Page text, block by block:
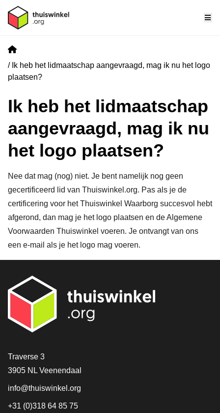
Home
Ik heb het lidmaatschap aangevraagd, mag ik nu het logo
plaatsen?
Ik heb het lidmaatschap
aangevraagd, mag ik nu
het logo plaatsen?
Nee dat mag (nog) niet. Je bent namelijk nog geen
gecertificeerd lid van Thuiswinkel.org. Pas als je de
certificering voor het Thuiswinkel Waarborg succesvol hebt
afgerond, dan mag je het logo plaatsen en de Algemene
Voorwaarden Thuiswinkel voeren. Je ontvangt van ons
een e-mail als je het logo mag voeren.
Contact
Traverse 3
3905 NL Veenendaal
info@thuiswinkel.org
+31 (0)318 64 85 75